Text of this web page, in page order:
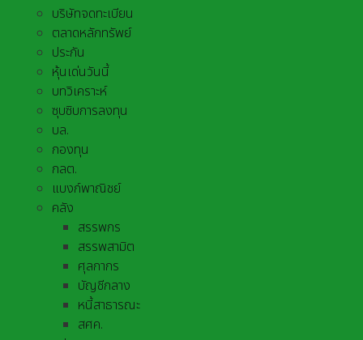
บริษัทจดทะเบียน
ตลาดหลักทรัพย์
ประกัน
หุ้นเด่นวันนี้
บทวิเคราะห์
ซุบซิบการลงทุน
บล.
กองทุน
กลต.
แบงก์พาณิชย์
คลัง
สรรพกร
สรรพสามิต
ศุลกากร
บัญชีกลาง
หนี้สาธารณะ
สศค.